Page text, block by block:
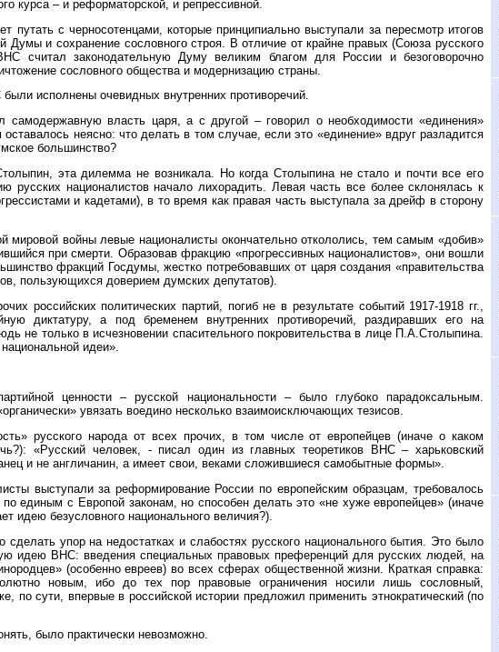
курса – и реформаторской, и репрессивной.
путать с черносотенцами, которые принципиально выступали за пересмотр итогов
Думы и сохранение сословного строя. В отличие от крайне правых (Союза русского
считал законодательную Думу великим благом для России и безоговорочно
сословного общества и модернизацию страны.
исполнены очевидных внутренних противоречий.
самодержавную власть царя, а с другой – говорил о необходимости «единения»
неясно: что делать в том случае, если это «единение» вдруг разладится
большинство?
эта дилемма не возникала. Но когда Столыпина не стало и почти все его
националистов начало лихорадить. Левая часть все более склонялась к
и кадетами), в то время как правая часть выступала за дрейф в сторону
мировой войны левые националисты окончательно откололись, тем самым «добив»
при смерти. Образовав фракцию «прогрессивных националистов», они вошли
фракций Госдумы, жестко потребовавших от царя создания «правительства
пользующихся доверием думских депутатов).
российских политических партий, погиб не в результате событий 1917-1918 гг.,
диктатуру, а под бременем внутренних противоречий, раздиравших его на
не только в исчезновении спасительного покровительства в лице П.А.Столыпина.
идеи».
ценности – русской национальности – было глубоко парадоксальным.
увязать воедино несколько взаимоисключающих тезисов.
русского народа от всех прочих, в том числе от европейцев (иначе о каком
«Русский человек, - писал один из главных теоретиков ВНС – харьковский
и не англичанин, а имеет свои, веками сложившиеся самобытные формы».
выступали за реформирование России по европейским образцам, требовалось
по единым с Европой законам, но способен делать это «не хуже европейцев» (иначе
идею безусловного национального величия?).
упор на недостатках и слабостях русского национального бытия. Это было
идею ВНС: введения специальных правовых преференций для русских людей, на
(особенно евреев) во всех сферах общественной жизни. Краткая справка:
новым, ибо до тех пор правовые ограничения носили лишь сословный,
по сути, впервые в российской истории предложил применить этнократический (по
было практически невозможно.